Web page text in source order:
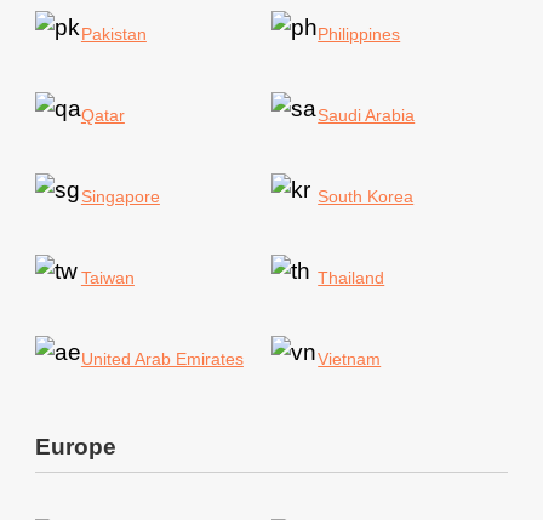
Pakistan Philippines
Qatar Saudi Arabia
Singapore South Korea
Taiwan Thailand
United Arab Emirates Vietnam
Europe